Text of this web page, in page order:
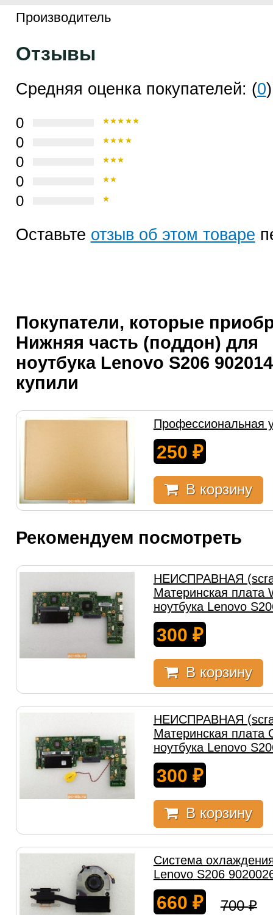
Производитель
Отзывы
Средняя оценка покупателей: (0)
0
0
0
0
0
Оставьте отзыв об этом товаре
Покупатели, которые
Нижняя часть (поддон) для
ноутбука Lenovo S206
купили
Профессиональная
250 ₽
В корзину
Рекомендуем посмотреть
НЕИСПРАВНАЯ
Материнская плата
ноутбука Lenovo
300 ₽
В корзину
НЕИСПРАВНАЯ
Материнская плата
ноутбука Lenovo
300 ₽
В корзину
Система
Lenovo S206
660 ₽ 700₽